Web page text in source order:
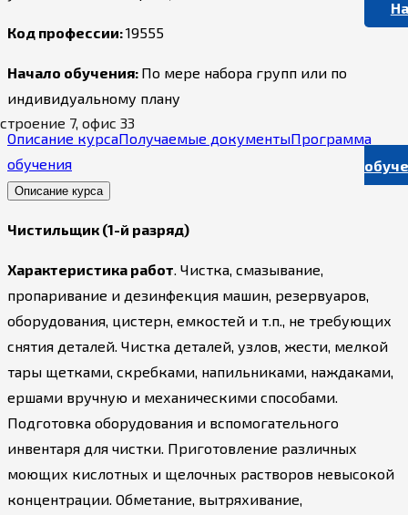
строение 7, офис 33
Код профессии:19555
Начало обучения: По мере набора групп или по
индивидуальному плану
Описание курсаПолучаемые документыПрограмма
обучения
Описание курса
Чистильщик (1-й разряд)
Характеристика работ. Чистка, смазывание,
пропаривание и дезинфекция машин, резервуаров,
оборудования, цистерн, емкостей и т.п., не требующих
снятия деталей. Чистка деталей, узлов, жести, мелкой
тары щетками, скребками, напильниками, наждаками,
ершами вручную и механическими способами.
Подготовка оборудования и вспомогательного
инвентаря для чистки. Приготовление различных
моющих кислотных и щелочных растворов невысокой
концентрации. Обметание, вытряхивание,